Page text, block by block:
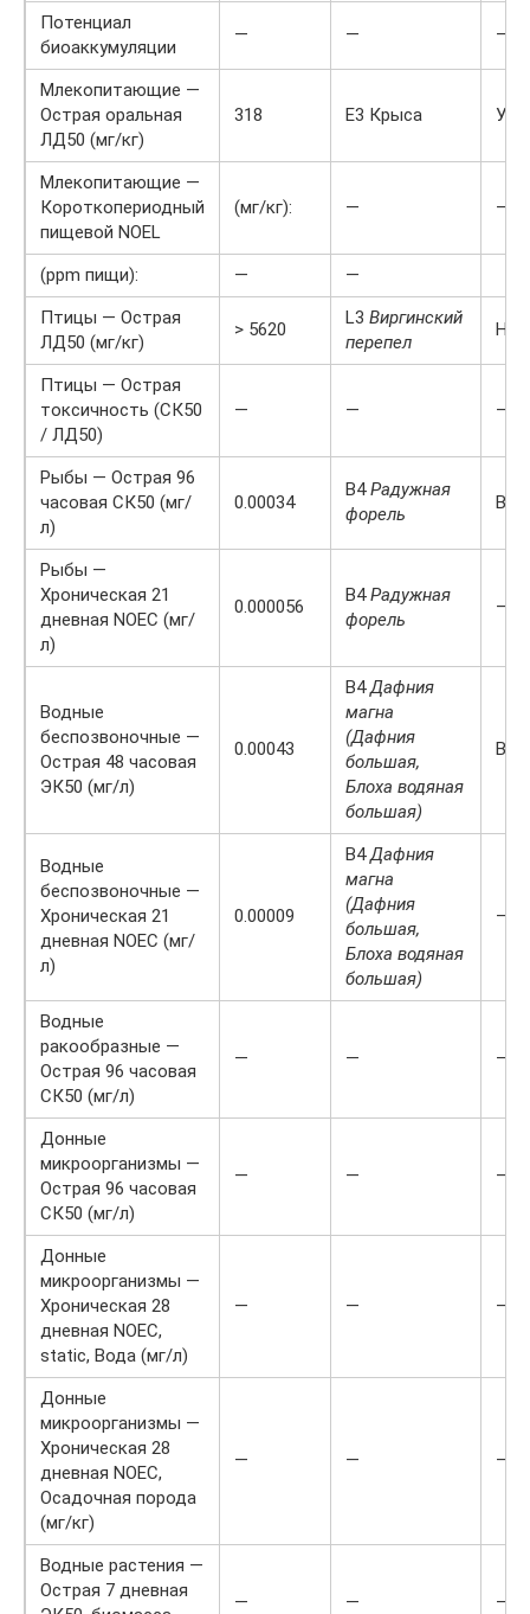
Потенциал
биоаккумуляции
— — —
Млекопитающие —
Острая оральная
ЛД50 (мг/кг)
318 E3 Крыса
Млекопитающие —
Короткопериодный
пищевой NOEL
(мг/кг): — —
(ppm пищи): —
—
Птицы — Острая
ЛД50 (мг/кг)
> 5620
L3 Виргинский
перепел
Птицы — Острая
токсичность (СК50
/ ЛД50)
— — —
Рыбы — Острая 96
часовая СК50 (мг/
л)
0.00034
B4Радужная
форель
Рыбы —
Хроническая 21
дневная NOEC (мг/
л)
0.000056
B4Радужная
форель
—
Водные
беспозвоночные —
Острая 48 часовая
ЭК50 (мг/л)
0.00043
B4Дафния
магна
(Дафния
большая,
Блоха водяная
большая)
Водные
беспозвоночные —
Хроническая 21
дневная NOEC (мг/
л)
0.00009
B4Дафния
магна
(Дафния
большая,
Блоха водяная
большая)
—
Водные
ракообразные —
Острая 96 часовая
СК50 (мг/л)
— — —
Донные
микроорганизмы —
Острая 96 часовая
СК50 (мг/л)
— — —
Донные
микроорганизмы —
Хроническая 28
дневная NOEC,
static, Вода (мг/л)
— — —
Донные
микроорганизмы —
Хроническая 28
дневная NOEC,
Осадочная порода
(мг/кг)
— — —
Водные растения —
Острая 7 дневная
— — —